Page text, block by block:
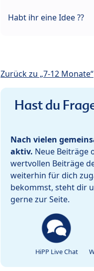
Habt ihr eine Idee ??
Zurück zu „7-12 Monate“
Hast du
Nach vielen
aktiv. Neue Beiträge
wertvollen Beiträge
weiterhin für dich
bekommst, steht dir
gerne zur Seite.
HiPP Live Chat